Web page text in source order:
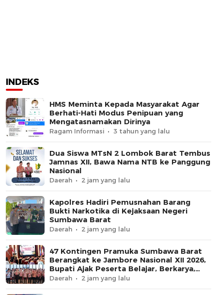
INDEKS
HMS Meminta Kepada Masyarakat Agar
Berhati-Hati Modus Penipuan yang
Mengatasnamakan Dirinya
Ragam Informasi 3 tahun yang lalu
Dua Siswa MTsN 2 Lombok Barat Tembus
Jamnas XII, Bawa Nama NTB ke Panggung
Nasional
Daerah 2 jam yang lalu
Kapolres Hadiri Pemusnahan Barang
Bukti Narkotika di Kejaksaan Negeri
Sumbawa Barat
Daerah 2 jam yang lalu
47 Kontingen Pramuka Sumbawa Barat
Berangkat ke Jambore Nasional XII 2026,
Bupati Ajak Peserta Belajar, Berkarya,
dan Harumkan Nama Daerah
Daerah 2 jam yang lalu